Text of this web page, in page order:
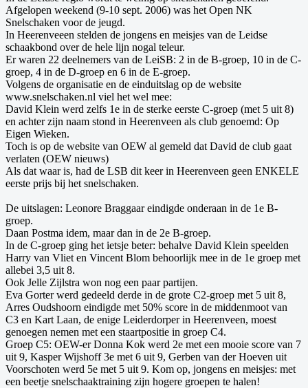
Afgelopen weekend (9-10 sept. 2006) was het Open NK
Snelschaken voor de jeugd.
In Heerenveeen stelden de jongens en meisjes van de Leidse
schaakbond over de hele lijn nogal teleur.
Er waren 22 deelnemers van de LeiSB: 2 in de B-groep, 10 in de C-
groep, 4 in de D-groep en 6 in de E-groep.
Volgens de organisatie en de einduitslag op de website
www.snelschaken.nl viel het wel mee:
David Klein werd zelfs 1e in de sterke eerste C-groep (met 5 uit 8)
en achter zijn naam stond in Heerenveen als club genoemd: Op
Eigen Wieken.
Toch is op de website van OEW al gemeld dat David de club gaat
verlaten (OEW nieuws)
Als dat waar is, had de LSB dit keer in Heerenveen geen ENKELE
eerste prijs bij het snelschaken.
De uitslagen: Leonore Braggaar eindigde onderaan in de 1e B-
groep.
Daan Postma idem, maar dan in de 2e B-groep.
In de C-groep ging het ietsje beter: behalve David Klein speelden
Harry van Vliet en Vincent Blom behoorlijk mee in de 1e groep met
allebei 3,5 uit 8.
Ook Jelle Zijlstra won nog een paar partijen.
Eva Gorter werd gedeeld derde in de grote C2-groep met 5 uit 8,
Arres Oudshoorn eindigde met 50% score in de middenmoot van
C3 en Kart Laan, de enige Leiderdorper in Heerenveen, moest
genoegen nemen met een staartpositie in groep C4.
Groep C5: OEW-er Donna Kok werd 2e met een mooie score van 7
uit 9, Kasper Wijshoff 3e met 6 uit 9, Gerben van der Hoeven uit
Voorschoten werd 5e met 5 uit 9. Kom op, jongens en meisjes: met
een beetje snelschaaktraining zijn hogere groepen te halen!